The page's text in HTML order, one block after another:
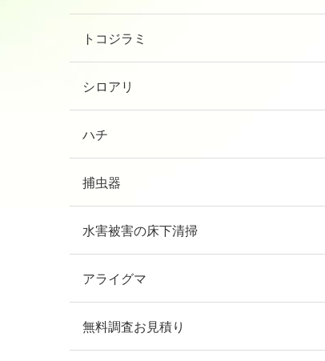
トコジラミ
シロアリ
ハチ
捕虫器
水害被害の床下清掃
アライグマ
無料調査お見積り